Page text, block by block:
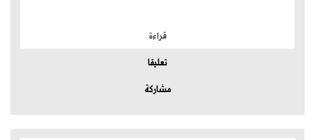
قراءة
تعليقا
مشاركة